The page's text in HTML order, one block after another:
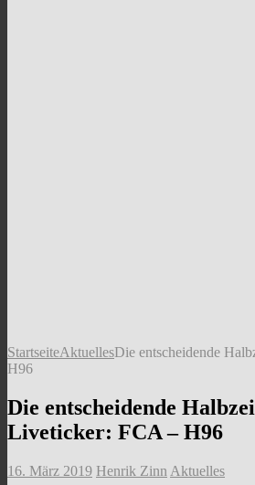
StartseiteAktuellesDie entscheidende
H96
Die entscheidende
Liveticker: FCA – H96
16. März 2019 Henrik Zinn Aktuelles